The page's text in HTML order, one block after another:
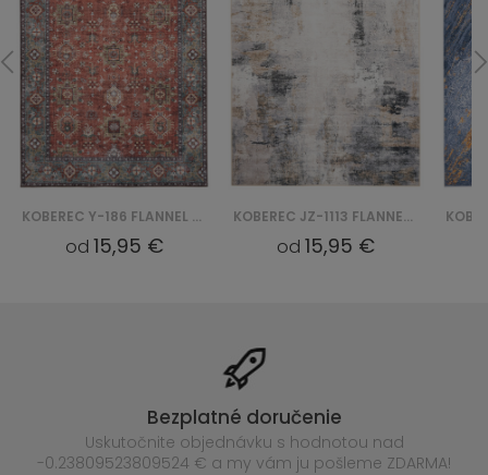
KOBEREC Y-186 FLANNEL PRINTED
od 15,95 €
KOBEREC JZ-1113 FLANNEL PRINTED
od15,95 €
Bezplatné doručenie
Uskutočnite objednávku s hodnotou nad
-0.23809523809524 € a my vám ju pošleme ZDARMA!